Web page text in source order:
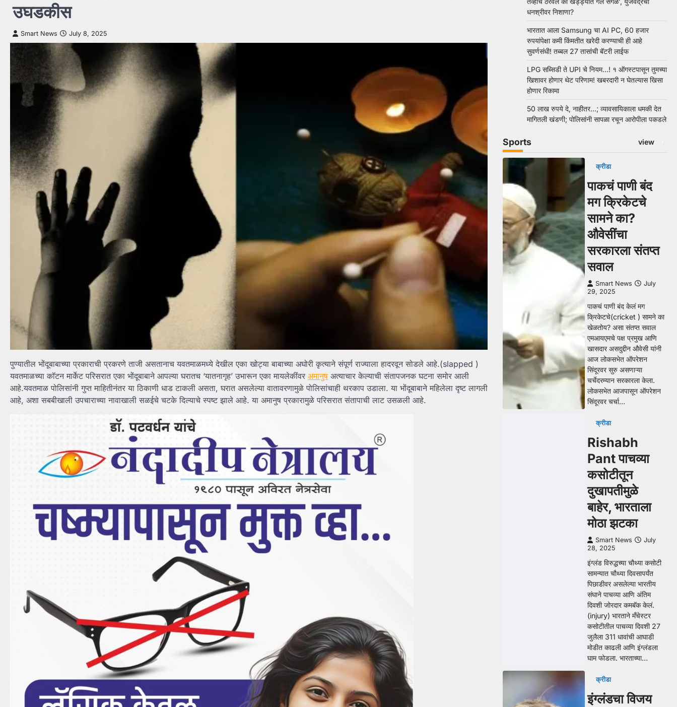
उघडकीस
Smart News July 8, 2025
पुण्यातील भोंदूबाबाच्या प्रकाराची प्रकरणे ताजी असतानाच यवतमाळमध्ये देखील एका खोट्या बाबाच्या अघोरी कृत्याने संपूर्ण राज्याला हादरवून सोडले आहे.(slapped )
यवतमाळच्या कॉटन मार्केट परिसरात एका भोंदूबाबाने आपल्या घरातच ‘यातनागृह’ उभारून एका मायलेकींवर अमानुष अत्याचार केल्याची संतापजनक घटना समोर आली
आहे.यवतमाळ पोलिसांनी गुप्त माहितीनंतर या ठिकाणी धाड टाकली असता, घरात असलेल्या वातावरणामुळे पोलिसांचाही थरकाप उडाला. या भोंदूबाबाने महिलेला दृष्ट लागली
आहे, अशा सबबीखाली उपचाराच्या नावाखाली सळईचे चटके दिल्याचे स्पष्ट झाले आहे. या अमानुष प्रकारामुळे परिसरात संतापाची लाट उसळली आहे.
धनश्रीवर निशाणा?
भारतात आला Samsung चा AI PC, 60 हजार
रुपयांपेक्षा कमी किंमतीत खरेदी करण्याची ही आहे
सुवर्णसंधी! तब्बल 27 तासांची बॅटरी लाईफ
LPG सब्सिडी ते UPI चे नियम…! १ ऑगस्टपासून तुमच्या
खिशावर होणार थेट परिणाम! खबरदारी न घेतल्यास खिसा
होणार रिकामा
50 लाख रुपये दे, नाहीतर…; व्यावसायिकाला धमकी देत
मागितली खंडणी; पोलिसांनी सापळा रचून आरोपीला पकडले
Sports view
क्रीडा
पाकचं पाणी बंद
मग क्रिकेटचे
सामने का?
औवेसींचा
सरकारला संतप्त
सवाल
Smart News
July
29, 2025
पाकचं पाणी बंद केलं मग
क्रिकेटचे(cricket ) सामने का
खेळतोय? असा संतप्त सवाल
एमआयएमचे पक्ष प्रमुख आणि
खासदार असदुद्दीन औवेसी यांनी
आज लोकसभेत ऑपरेशन
सिंदूरवर सुरु असणाऱ्या
चर्चेदरम्यान सरकारला केला.
लोकसभेत आजपासून ऑपरेशन
सिंदूरवर चर्चा…
क्रीडा
Rishabh
Pant पाचव्या
कसोटीतून
दुखापतीमुळे
बाहेर, भारताला
मोठा झटका
Smart News
July
28, 2025
इंग्लंड विरुद्धच्या चौथ्या कसोटी
सामन्यात चौथ्या दिवसापर्यंत
पिछाडीवर असलेल्या भारतीय
संघाने पाचव्या आणि अंतिम
दिवशी जोरदार कमबॅक केलं.
(injury) भारताने मँचेस्टर
कसोटीतील पाचव्या दिवशी 27
जुलैला 311 धावांची आघाडी
मोडीत काढली आणि इंग्लंडला
घाम फोडला. भारताच्या…
क्रीडा
इंग्लंडचा विजय